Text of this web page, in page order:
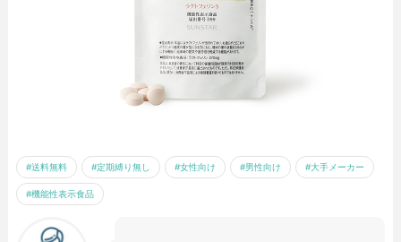
#送料無料 #定期縛り無し #女性向け #男性向け #大手メーカー
#機能性表示食品